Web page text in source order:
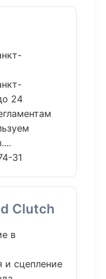
24
31
Clutch
в
и сцепление